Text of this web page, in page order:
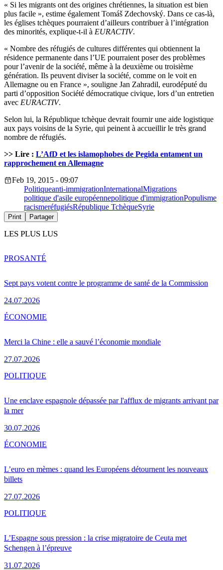
« Si les migrants ont des origines chrétiennes, la situation est bien
plus facile », estime également Tomáš Zdechovský. Dans ce cas-là,
les églises tchèques pourraient d’ailleurs contribuer à l’intégration
des minorités, explique-t-il à EURACTIV.
« Nombre des réfugiés de cultures différentes qui obtiennent la
résidence permanente dans l’UE pourraient poser des problèmes
pour l’avenir de la société, même à la deuxième ou troisième
génération. Ils peuvent diviser la société, comme on le voit en
Allemagne ou en France », souligne Jan Zahradil, eurodéputé du
parti d’opposition Société démocratique civique, lors d’un entretien
avec EURACTIV.
Selon lui, la République tchèque devrait fournir une aide logistique
aux pays voisins de la Syrie, qui peinent à accueillir le très grand
nombre de réfugiés.
>> Lire : L’AfD et les islamophobes de Pegida entament un
rapprochement en Allemagne
Feb 19, 2015 - 09:07
Politiqueanti-immigrationInternationalMigrations
politique d'asile européennepolitique d'immigrationPopulisme
racismeréfugiésRépublique TchèqueSyrie
Print Partager
LES PLUS LUS
Sept pays votent contre le programme de santé de la Commission
24.07.2026
PROSANTÉ
Merci la Chine : elle a sauvé l’économie mondiale
27.07.2026
ÉCONOMIE
Une enclave espagnole dépassée par l'afflux de migrants arrivant par
la mer
30.07.2026
POLITIQUE
L’euro en mèmes : quand les Européens détournent les nouveaux
billets
27.07.2026
ÉCONOMIE
L’Espagne sous pression : la crise migratoire de Ceuta met
Schengen à l’épreuve
31.07.2026
POLITIQUE